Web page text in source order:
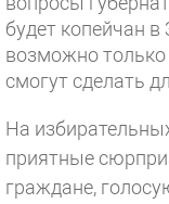
будет копейчан
возможно
смогут сделать
На
приятные
граждане,